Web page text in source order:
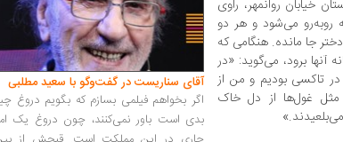
خیابان روانمهر، راوی
روبه‌رو می‌شود و هر دو
جا مانده. هنگامی که
آنها برود، می‌گوید: «در
در تاکسی بودیم و من از
مثل غول‌ها از دل خاک
آقای سناریست در گفت‌وگو با سعید مطلبی
اگر بخواهم فیلمی بسازم که بگویم دروغ
بدی است باور نمی‌کنند، چون دروغ یک